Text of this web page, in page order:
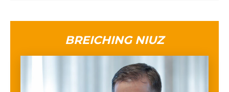
BREICHING NIUZ